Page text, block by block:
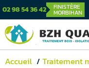
02 98 54 36 42 FINISTÈRE
MORBIHAN
Accueil Traitement